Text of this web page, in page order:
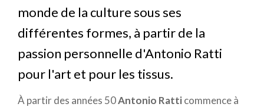
monde de la culture sous ses
différentes formes, à partir de la
passion personnelle d'Antonio Ratti
pour l'art et pour les tissus.
À partir des années 50Antonio Ratticommence à